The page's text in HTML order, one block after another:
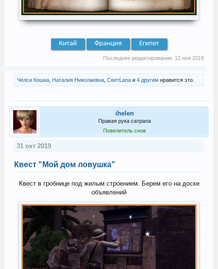
Китай Франция Египет
Последнее редактирование: 12 ноя 2019
Челси Кошка, Наталия Николаевна, СветLanaи 4 другим нравится это.
ihelen
Правая рука сатрапа
Повелитель снов
31 окт 2019
Квест "Мой дом ловушка"
Квест в гробнице под жилым строением. Берем его на доске
объявлений